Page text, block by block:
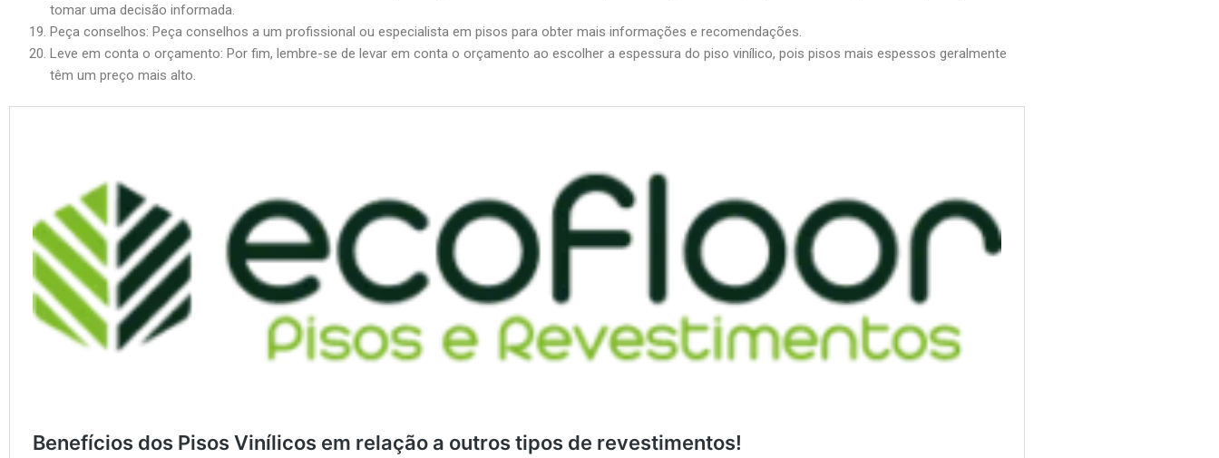
tomar uma decisão informada.
Peça conselhos: Peça conselhos a um profissional ou especialista em pisos para obter mais informações e recomendações.
Leve em conta o orçamento: Por fim, lembre-se de levar em conta o orçamento ao escolher a espessura do piso vinílico, pois pisos mais espessos geralmente
têm um preço mais alto.